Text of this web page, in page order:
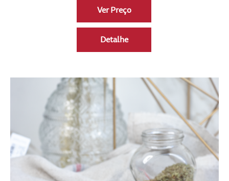
Ver Preço
Detalhe